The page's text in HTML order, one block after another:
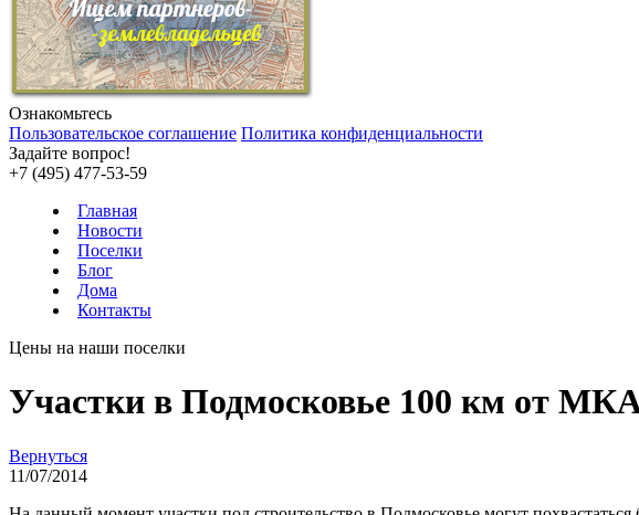
Ознакомьтесь
Пользовательское соглашение Политика конфиденциальности
Задайте вопрос!
+7 (495) 477-53-59
Главная
Новости
Поселки
Блог
Дома
Контакты
Цены на наши поселки
Участки в Подмосковье 100 км от
Вернуться
11/07/2014